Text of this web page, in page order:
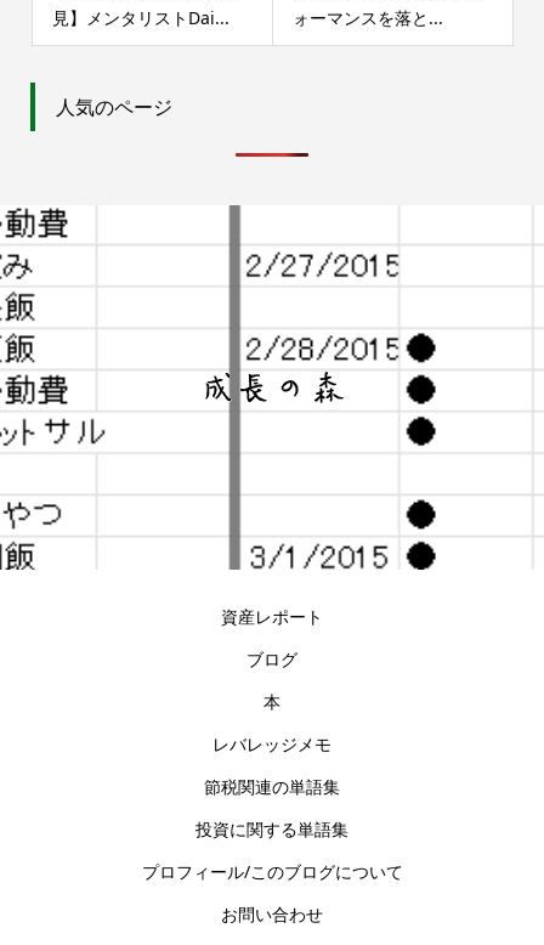
見】メンタリストDai...
ォーマンスを落と...
人気のページ
資産レポート
ブログ
本
レバレッジメモ
節税関連の単語集
投資に関する単語集
プロフィール/このブログについて
お問い合わせ